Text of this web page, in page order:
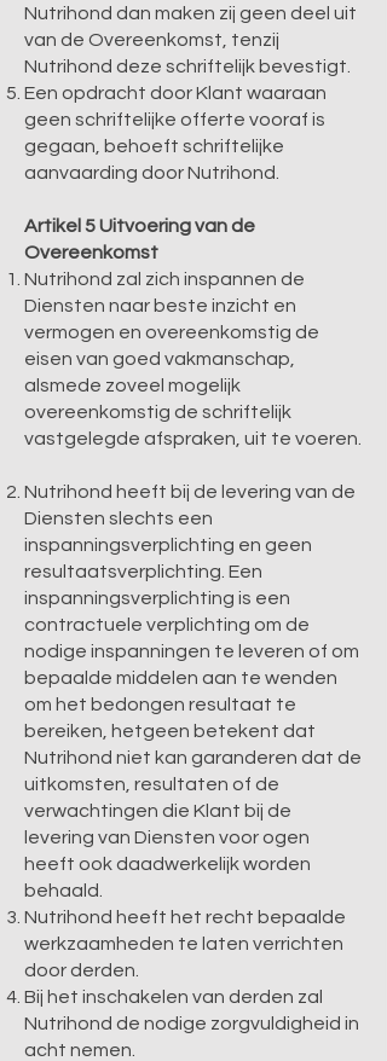
Nutrihond dan maken zij geen deel uit
van de Overeenkomst, tenzij
Nutrihond deze schriftelijk bevestigt.
Een opdracht door Klant waaraan
geen schriftelijke offerte vooraf is
gegaan, behoeft schriftelijke
aanvaarding door Nutrihond.
Artikel 5 Uitvoering van de
Overeenkomst
Nutrihond zal zich inspannen de
Diensten naar beste inzicht en
vermogen en overeenkomstig de
eisen van goed vakmanschap,
alsmede zoveel mogelijk
overeenkomstig de schriftelijk
vastgelegde afspraken, uit te voeren.
Nutrihond heeft bij de levering van de
Diensten slechts een
inspanningsverplichting en geen
resultaatsverplichting. Een
inspanningsverplichting is een
contractuele verplichting om de
nodige inspanningen te leveren of om
bepaalde middelen aan te wenden
om het bedongen resultaat te
bereiken, hetgeen betekent dat
Nutrihond niet kan garanderen dat de
uitkomsten, resultaten of de
verwachtingen die Klant bij de
levering van Diensten voor ogen
heeft ook daadwerkelijk worden
behaald.
Nutrihond heeft het recht bepaalde
werkzaamheden te laten verrichten
door derden.
Bij het inschakelen van derden zal
Nutrihond de nodige zorgvuldigheid in
acht nemen.